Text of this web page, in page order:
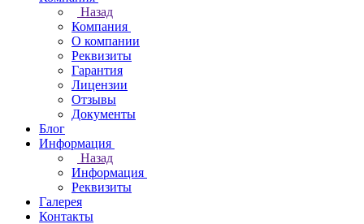
Назад
Компания
О компании
Реквизиты
Гарантия
Лицензии
Отзывы
Документы
Блог
Информация
Назад
Информация
Реквизиты
Галерея
Контакты